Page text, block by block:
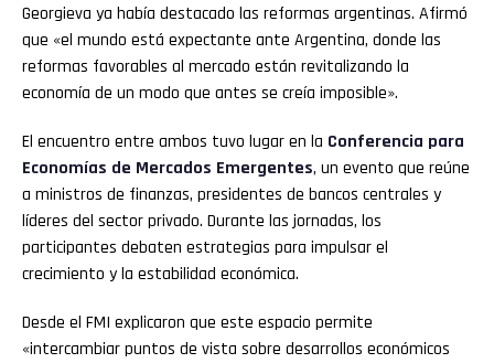
Georgieva ya había destacado las reformas argentinas. Afirmó
que «el mundo está expectante ante Argentina, donde las
reformas favorables al mercado están revitalizando la
economía de un modo que antes se creía imposible».
El encuentro entre ambos tuvo lugar en la Conferencia para
Economías de Mercados Emergentes, un evento que reúne
a ministros de finanzas, presidentes de bancos centrales y
líderes del sector privado. Durante las jornadas, los
participantes debaten estrategias para impulsar el
crecimiento y la estabilidad económica.
Desde el FMI explicaron que este espacio permite
«intercambiar puntos de vista sobre desarrollos económicos
Flipboard
Pinterest